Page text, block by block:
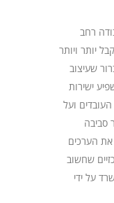
רחב
יותר ויותר
שעיצוב
ישירות
ועל
סביבה
את הערכים
שחשוב
על ידי